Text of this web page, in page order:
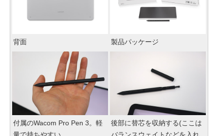
背面 製品パッケージ
付属のWacom Pro Pen 3。軽
後部に替芯を収納する(ここは